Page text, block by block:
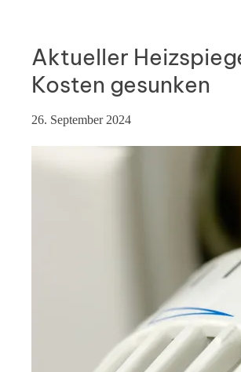
Aktueller
Kosten gesunken
26. September 2024